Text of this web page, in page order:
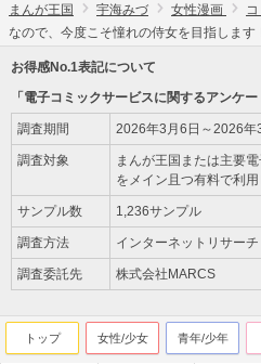
まんが王国 宇海みづ 女性漫画
なので、今度こそ憧れの侍女を目指します
お得感No.1表記について
「電子コミックサービスに関するアンケー
調査期間 2026年3月6日～2026年
調査対象
まんが王国または主要
をメイン且つ有料で利
サンプル数 1,236サンプル
調査方法 インターネットリサーチ
調査委託先 株式会社MARCS
トップ 女性/少女 青年/少年